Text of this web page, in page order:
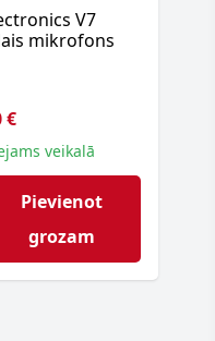
V7
mikrofons
€
veikalā
Pievienot
grozam